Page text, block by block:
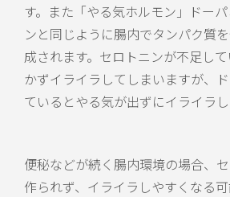
す。また「やる気ホルモン」ドー
ンと同じように腸内でタンパク質
成されます。セロトニンが不足し
かずイライラしてしまいますが、
ているとやる気が出ずにイライラし
便秘などが続く腸内環境の場合、
作られず、イライラしやすくなる可